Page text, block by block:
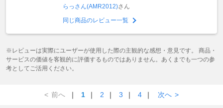
らっさん(AMR2012)さん
同じ商品のレビュー一覧
※レビューは実際にユーザーが使用した際の主観的な感想・意見です。 商品・
サービスの価値を客観的に評価するものではありません。あくまでも一つの参
考としてご活用ください。
< 前へ ｜ 1 ｜ 2 ｜ 3 ｜ 4 ｜ 次へ >